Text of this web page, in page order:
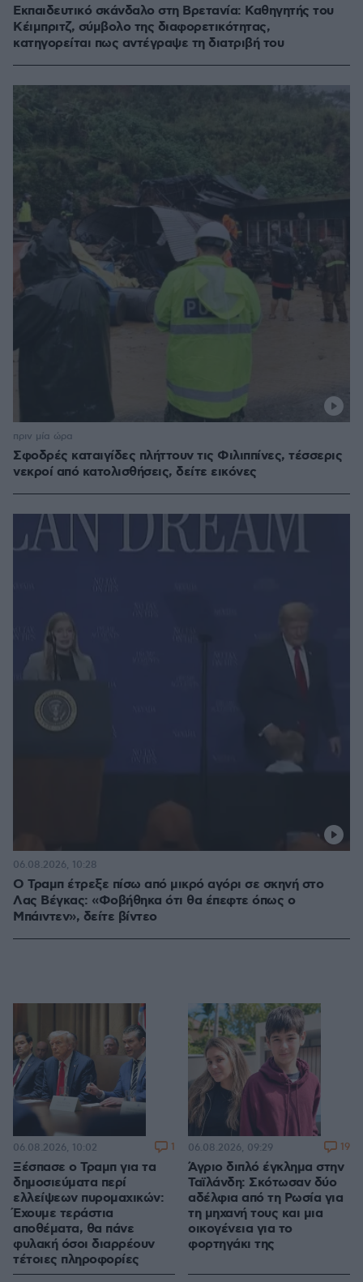
Εκπαιδευτικό σκάνδαλο στη Βρετανία: Καθηγητής του
Κέιμπριτζ, σύμβολο της διαφορετικότητας,
κατηγορείται πως αντέγραψε τη διατριβή του
Σφοδρές καταιγίδες πλήττουν τις Φιλιππίνες, τέσσερις
νεκροί από κατολισθήσεις, δείτε εικόνες
πριν μία ώρα
Ο Τραμπ έτρεξε πίσω από μικρό αγόρι σε σκηνή στο
Λας Βέγκας: «Φοβήθηκα ότι θα έπεφτε όπως ο
Μπάιντεν», δείτε βίντεο
06.08.2026, 10:28
Ξέσπασε ο Τραμπ για τα
δημοσιεύματα περί
ελλείψεων πυρομαχικών:
Έχουμε τεράστια
αποθέματα, θα πάνε
φυλακή όσοι διαρρέουν
τέτοιες πληροφορίες
06.08.2026, 10:02 1
Άγριο διπλό έγκλημα στην
Ταϊλάνδη: Σκότωσαν δύο
αδέλφια από τη Ρωσία για
τη μηχανή τους και μια
οικογένεια για το
φορτηγάκι της
06.08.2026, 09:29 19